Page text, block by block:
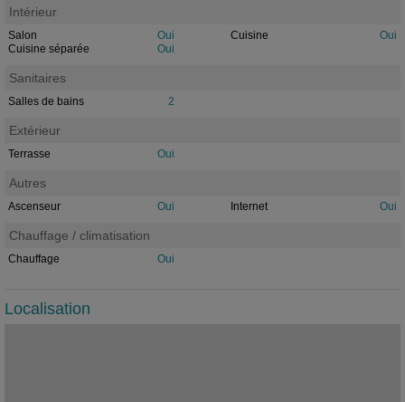
Intérieur
Salon Oui Cuisine
Oui
Cuisine séparée
Oui
Sanitaires
Salles de bains 2
Extérieur
Terrasse Oui
Autres
Ascenseur Oui Internet Oui
Chauffage / climatisation
Chauffage Oui
Localisation